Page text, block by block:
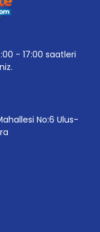
- 17:00 saatleri
No:6 Ulus-